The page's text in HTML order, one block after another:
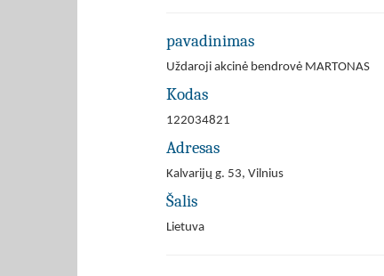
pavadinimas
Uždaroji akcinė bendrovė MARTONAS
Kodas
122034821
Adresas
Kalvarijų g. 53, Vilnius
Šalis
Lietuva